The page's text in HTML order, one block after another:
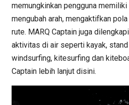
memungkinkan pengguna
mengubah arah, mengaktifkan
rute. MARQ Captain juga
aktivitas di air seperti kayak,
windsurfing, kitesurfing dan
Captain lebih lanjut disini.